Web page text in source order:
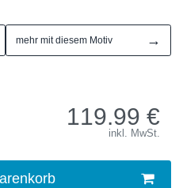
mehr mit diesem Motiv →
119.99 €
inkl. MwSt.